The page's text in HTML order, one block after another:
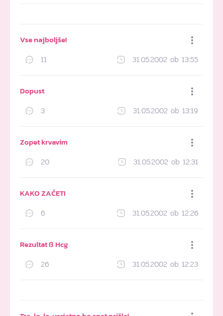
Vse najboljše!
11 31.05.2002 ob 13:55
Dopust
3 31.05.2002 ob 13:19
Zopet krvavim
20 31.05.2002 ob 12:31
KAKO ZAČETI
6 31.05.2002 ob 12:26
Rezultat ß Hcg
26 31.05.2002 ob 12:23